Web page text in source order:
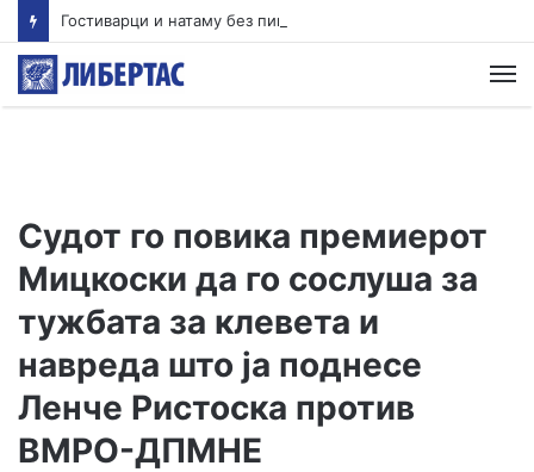
Гостиварци и натаму без пивка вода
Судот го повика премиерот
Мицкоски да го сослуша за
тужбата за клевета и
навреда што ја поднесе
Ленче Ристоска против
ВМРО-ДПМНЕ